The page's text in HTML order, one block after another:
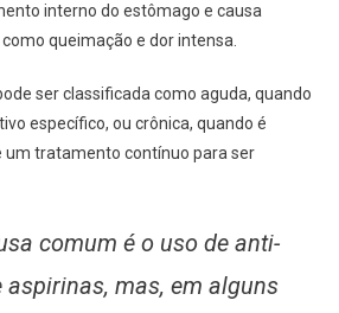
interno do estômago e causa
queimação e dor intensa.
ser classificada como aguda, quando
específico, ou crônica, quando é
um tratamento contínuo para ser
comum é o uso de anti-
mas, em alguns